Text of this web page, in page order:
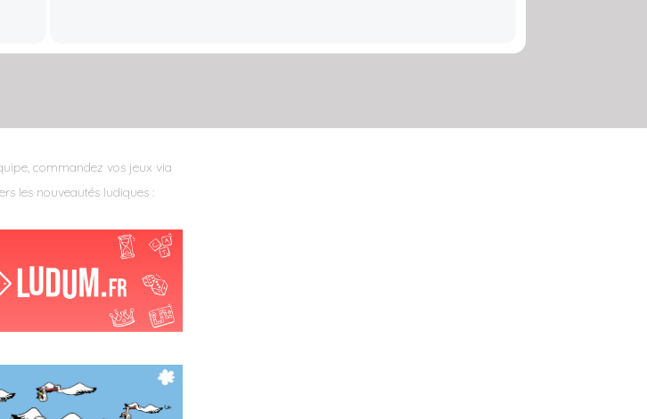
commandez vos jeux via
les nouveautés ludiques :